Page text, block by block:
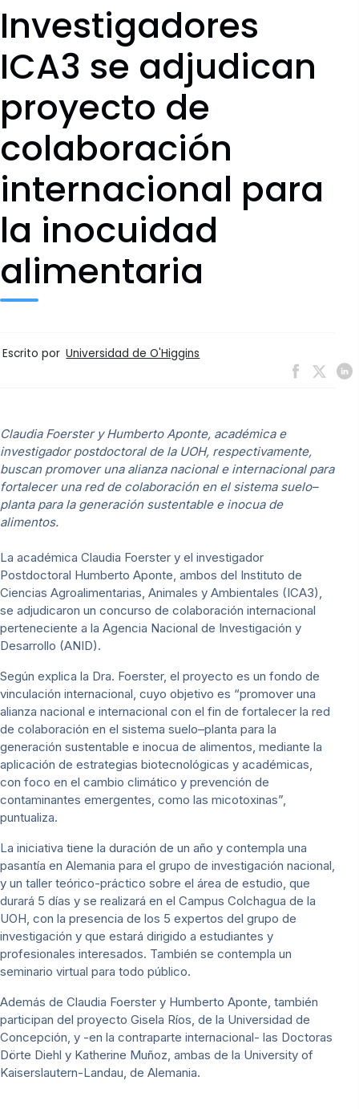
Investigadores
ICA3 se adjudican
proyecto de
colaboración
internacional para
la inocuidad
alimentaria
Escrito por Universidad de O'Higgins
Claudia Foerster y Humberto Aponte, académica e
investigador postdoctoral de la UOH, respectivamente,
buscan promover una alianza nacional e internacional para
fortalecer una red de colaboración en el sistema suelo–
planta para la generación sustentable e inocua de
alimentos.
La académica Claudia Foerster y el investigador
Postdoctoral Humberto Aponte, ambos del Instituto de
Ciencias Agroalimentarias, Animales y Ambientales (ICA3),
se adjudicaron un concurso de colaboración internacional
perteneciente a la Agencia Nacional de Investigación y
Desarrollo (ANID).
Según explica la Dra. Foerster, el proyecto es un fondo de
vinculación internacional, cuyo objetivo es “promover una
alianza nacional e internacional con el fin de fortalecer la red
de colaboración en el sistema suelo–planta para la
generación sustentable e inocua de alimentos, mediante la
aplicación de estrategias biotecnológicas y académicas,
con foco en el cambio climático y prevención de
contaminantes emergentes, como las micotoxinas”,
puntualiza.
La iniciativa tiene la duración de un año y contempla una
pasantía en Alemania para el grupo de investigación nacional,
y un taller teórico-práctico sobre el área de estudio, que
durará 5 días y se realizará en el Campus Colchagua de la
UOH, con la presencia de los 5 expertos del grupo de
investigación y que estará dirigido a estudiantes y
profesionales interesados. También se contempla un
seminario virtual para todo público.
Además de Claudia Foerster y Humberto Aponte, también
participan del proyecto Gisela Ríos, de la Universidad de
Concepción, y -en la contraparte internacional- las Doctoras
Dörte Diehl y Katherine Muñoz, ambas de la University of
Kaiserslautern-Landau, de Alemania.